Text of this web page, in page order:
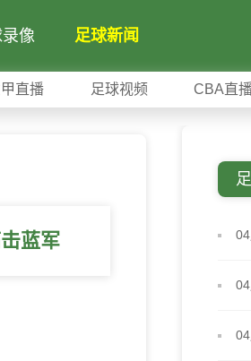
像 足球新闻
直播 足球视频 CBA直
蓝军